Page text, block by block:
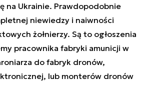
na Ukrainie. Prawdopodobnie
niewiedzy i naiwności
żołnierzy. Są to ogłoszenia
pracownika fabryki amunicji w
do fabryk dronów,
lub monterów dronów